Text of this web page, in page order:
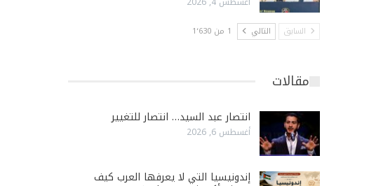
السابق التالي 1 من 1٬630
مقالات
انتصار عبد السيد… انتصار للتغيير
أغسطس 6, 2026
إندونيسيا التي لا يعرفها العرب كيف